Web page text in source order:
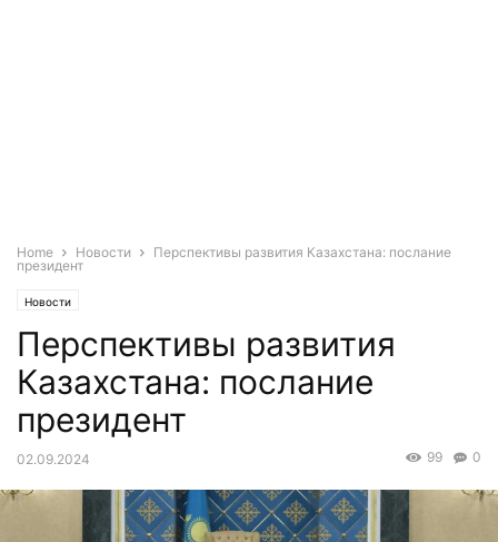
Home Новости
Перспективы развития Казахстана: послание
президент
Новости
Перспективы развития
Казахстана: послание
президент
02.09.2024 0
99